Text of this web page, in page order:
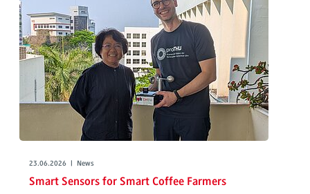
23.06.2026 | News
Smart Sensors for Smart Coffee Farmers